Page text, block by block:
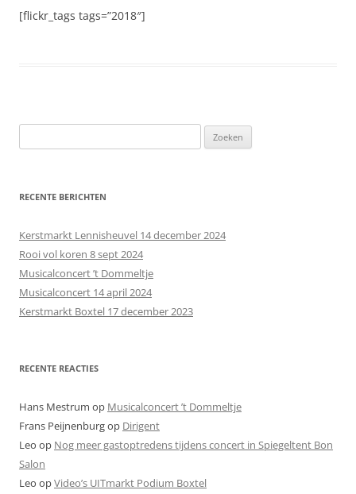
[flickr_tags tags=”2018″]
o
k
n
n
a
a
r
RECENTE BERICHTEN
Kerstmarkt Lennisheuvel 14 december 2024
Rooi vol koren 8 sept 2024
Musicalconcert ’t Dommeltje
Musicalconcert 14 april 2024
Kerstmarkt Boxtel 17 december 2023
RECENTE REACTIES
Hans Mestrum op Musicalconcert ’t Dommeltje
Frans Peijnenburgop Dirigent
Leo op Nog meer gastoptredens tijdens concert in Spiegeltent Bon
Salon
Leo opVideo’s UITmarkt Podium Boxtel